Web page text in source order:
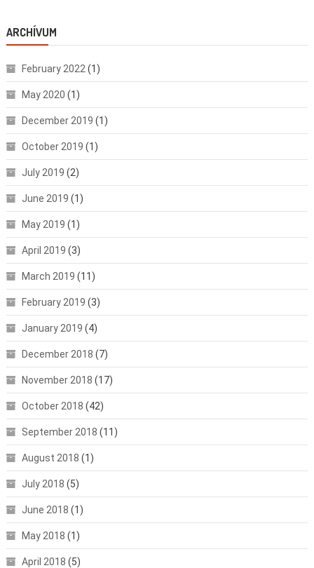
ARCHÍVUM
February 2022 (1)
May 2020 (1)
December 2019 (1)
October 2019 (1)
July 2019 (2)
June 2019 (1)
May 2019 (1)
April 2019 (3)
March 2019 (11)
February 2019 (3)
January 2019 (4)
December 2018 (7)
November 2018 (17)
October 2018 (42)
September 2018 (11)
August 2018 (1)
July 2018 (5)
June 2018 (1)
May 2018 (1)
April 2018 (5)